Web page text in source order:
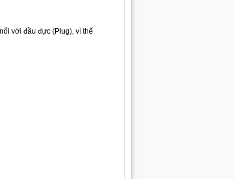
với đầu đực (Plug), vì thế